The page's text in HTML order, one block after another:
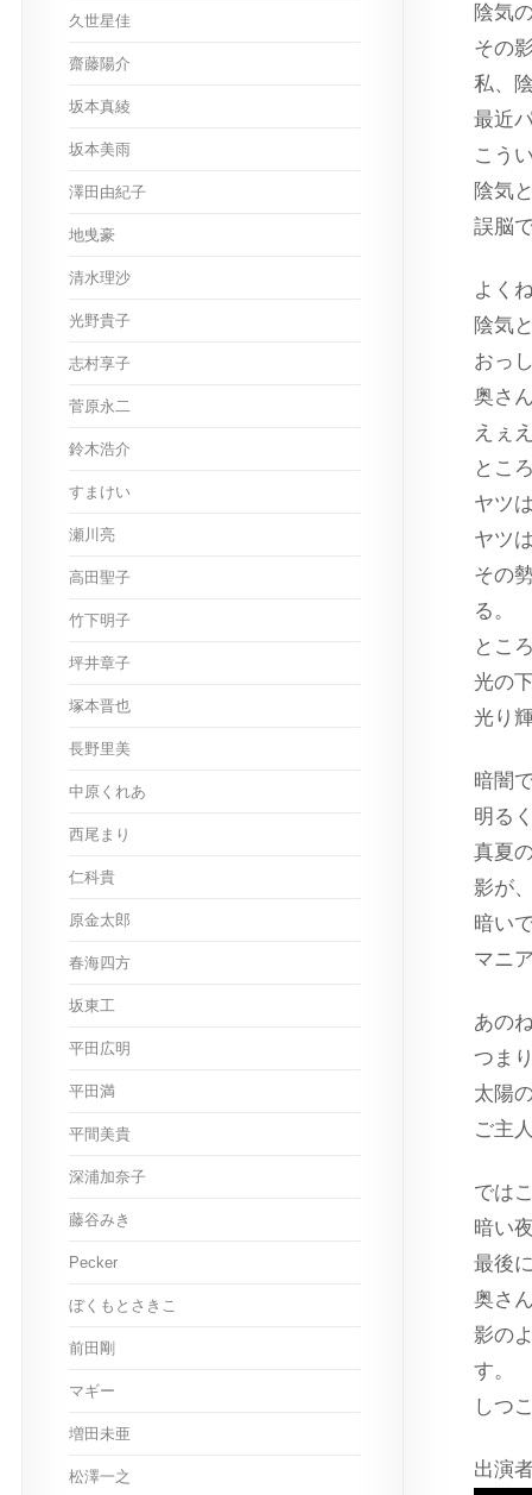
陰気
その
私、
最近
こう
陰気
誤脳
よく
陰気
おっ
奥さ
えぇ
とこ
ヤツ
ヤツ
その
る。
とこ
光の
光り
暗闇
明る
真夏
影が
暗い
マニ
あの
つま
太陽
ご主
では
暗い
最後
奥さ
影の
す。
しつ
出演
久世星佳
齋藤陽介
坂本真綾
坂本美雨
澤田由紀子
地曵豪
清水理沙
光野貴子
志村享子
菅原永二
鈴木浩介
すまけい
瀬川亮
高田聖子
竹下明子
坪井章子
塚本晋也
長野里美
中原くれあ
西尾まり
仁科貴
原金太郎
春海四方
坂東工
平田広明
平田満
平間美貴
深浦加奈子
藤谷みき
Pecker
ぼくもとさきこ
前田剛
マギー
増田未亜
松澤一之